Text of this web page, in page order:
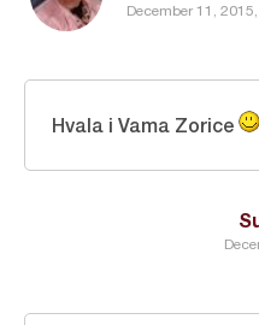
December 11,
Hvala i Vama Zorice